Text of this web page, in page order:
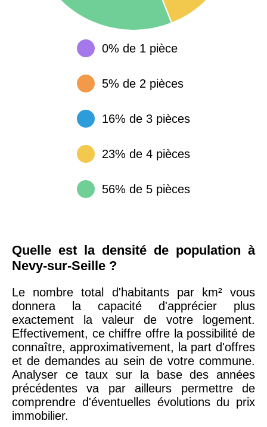
0% de 1 pièce
5% de 2 pièces
16% de 3 pièces
23% de 4 pièces
56% de 5 pièces
Quelle est la densité de population à
Nevy-sur-Seille ?
Le nombre total d'habitants par km² vous
donnera la capacité d'apprécier plus
exactement la valeur de votre logement.
Effectivement, ce chiffre offre la possibilité de
connaître, approximativement, la part d'offres
et de demandes au sein de votre commune.
Analyser ce taux sur la base des années
précédentes va par ailleurs permettre de
comprendre d'éventuelles évolutions du prix
immobilier.